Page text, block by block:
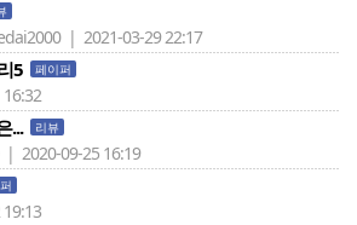
| 2021-03-29 22:17
5 페이퍼
... 리뷰
| 2020-09-25 16:19